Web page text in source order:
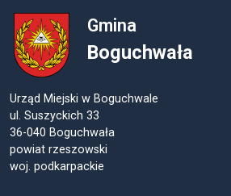
Gmina
Boguchwała
Urząd Miejski w Boguchwale
ul. Suszyckich 33
36-040 Boguchwała
powiat rzeszowski
woj. podkarpackie